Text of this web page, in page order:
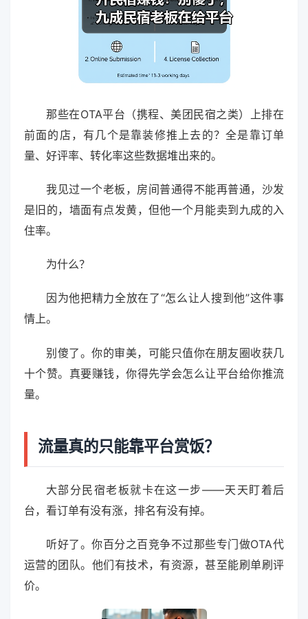
那些在OTA平台（携程、美团民宿之类）上排在
前面的店，有几个是靠装修推上去的？全是靠订单
量、好评率、转化率这些数据堆出来的。
我见过一个老板，房间普通得不能再普通，沙发
是旧的，墙面有点发黄，但他一个月能卖到九成的入
住率。
为什么？
因为他把精力全放在了“怎么让人搜到他”这件事
情上。
别傻了。你的审美，可能只值你在朋友圈收获几
十个赞。真要赚钱，你得先学会怎么让平台给你推流
量。
流量真的只能靠平台赏饭？
大部分民宿老板就卡在这一步——天天盯着后
台，看订单有没有涨，排名有没有掉。
听好了。你百分之百竞争不过那些专门做OTA代
运营的团队。他们有技术，有资源，甚至能刷单刷评
价。